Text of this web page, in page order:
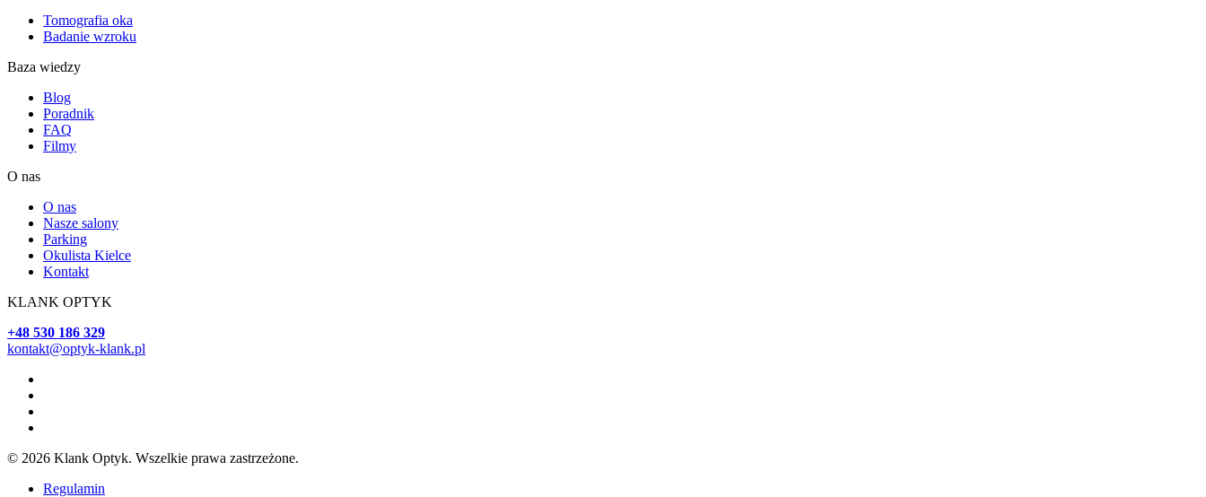
Tomografia oka
Badanie wzroku
Baza wiedzy
Blog
Poradnik
FAQ
Filmy
O nas
O nas
Nasze salony
Parking
Okulista Kielce
Kontakt
KLANK OPTYK
+48 530 186 329
kontakt@optyk-klank.pl
© 2026 Klank Optyk. Wszelkie prawa zastrzeżone.
Regulamin